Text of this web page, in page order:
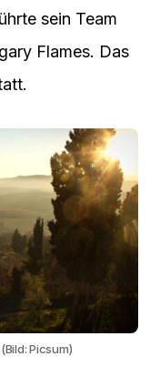
sein Team
Flames. Das
Picsum)